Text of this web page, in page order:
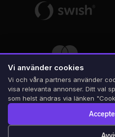
Vi använder cookies
Vi och våra partners använder
visa relevanta annonser. Ditt val
som helst ändras via länken